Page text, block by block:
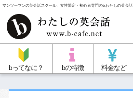
マンツーマンの英会話スクール、女性限定・初心者専門のb わたしの英会話
bってなに？ bの特徴 料金など